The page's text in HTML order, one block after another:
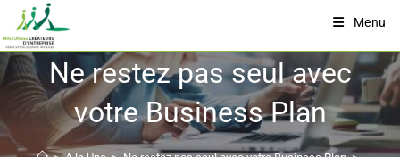
Menu
Ne restez pas seul avec
votre Business Plan